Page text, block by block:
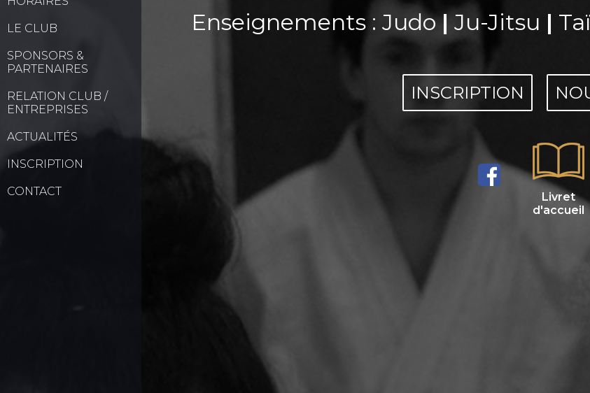
LE CLUB
SPONSORS &
PARTENAIRES
RELATION CLUB /
ENTREPRISES
ACTUALITÉS
INSCRIPTION
CONTACT
Enseignements : Judo|Ju-Jitsu |
INSCRIPTION
Livret
d'accueil